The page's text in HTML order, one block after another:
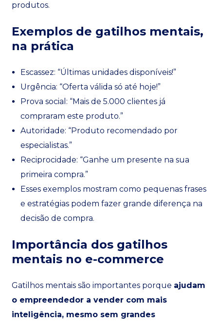
produtos.
Exemplos de gatilhos mentais,
na prática
Escassez: “Últimas unidades disponíveis!”
Urgência: “Oferta válida só até hoje!”
Prova social: “Mais de 5.000 clientes já
compraram este produto.”
Autoridade: “Produto recomendado por
especialistas.”
Reciprocidade: “Ganhe um presente na sua
primeira compra.”
Esses exemplos mostram como pequenas frases
e estratégias podem fazer grande diferença na
decisão de compra.
Importância dos gatilhos
mentais no e-commerce
Gatilhos mentais são importantes porque ajudam
o empreendedor a vender com mais
inteligência, mesmo sem grandes